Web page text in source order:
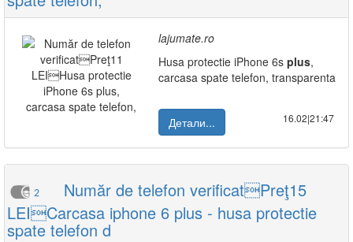
lajumate.ro
Husa protectie iPhone 6s plus,
carcasa spate telefon, transparenta
Детали... 16.02|21:47
2
Număr de telefon verificatPreţ15
LEICarcasa iphone 6 plus - husa protectie
spate telefon d